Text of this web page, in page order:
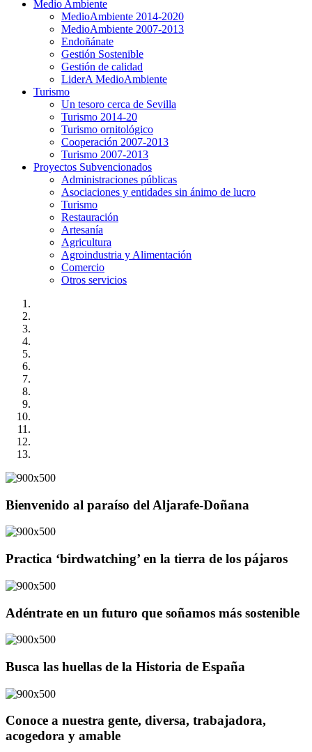
Medio Ambiente
MedioAmbiente 2014-2020
MedioAmbiente 2007-2013
Endoñánate
Gestión Sostenible
Gestión de calidad
LiderA MedioAmbiente
Turismo
Un tesoro cerca de Sevilla
Turismo 2014-20
Turismo ornitológico
Cooperación 2007-2013
Turismo 2007-2013
Proyectos Subvencionados
Administraciones públicas
Asociaciones y entidades sin ánimo de lucro
Turismo
Restauración
Artesanía
Agricultura
Agroindustria y Alimentación
Comercio
Otros servicios
Bienvenido al paraíso del Aljarafe-Doñana
Practica ‘birdwatching’ en la tierra de los pájaros
Adéntrate en un futuro que soñamos más sostenible
Busca las huellas de la Historia de España
Conoce a nuestra gente, diversa, trabajadora,
acogedora y amable